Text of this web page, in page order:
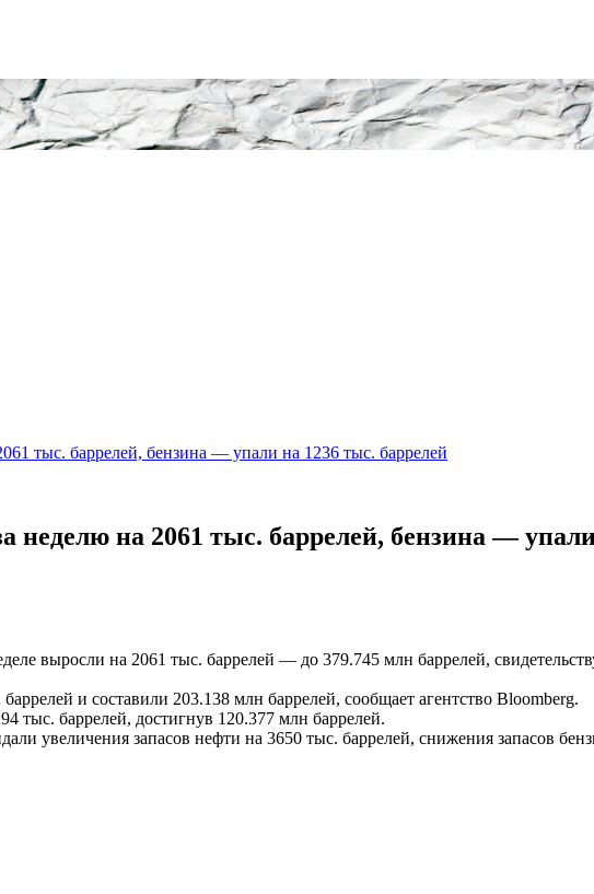
тыс. баррелей, бензина — упали на 1236 тыс. баррелей
на 2061 тыс. баррелей, бензина —
выросли на 2061 тыс. баррелей — до 379.745 млн баррелей,
и составили 203.138 млн баррелей, сообщает агентство Bloomberg.
тыс. баррелей, достигнув 120.377 млн баррелей.
увеличения запасов нефти на 3650 тыс. баррелей, снижения запасов